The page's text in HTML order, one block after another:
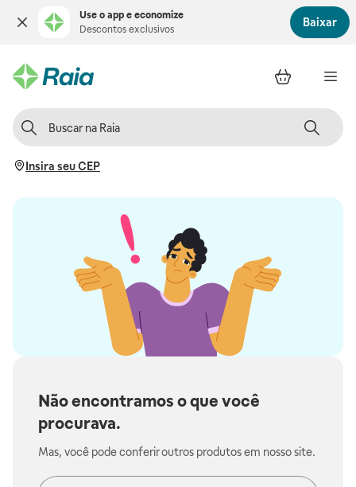
Use o app e economize
Descontos exclusivos
Baixar
Insira seu CEP
Não encontramos o que você
procurava.
Mas, você pode conferir outros produtos em nosso site.